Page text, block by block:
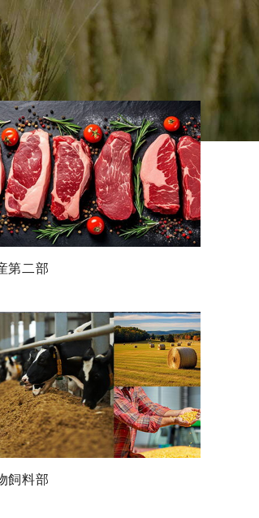
第二部
飼料部